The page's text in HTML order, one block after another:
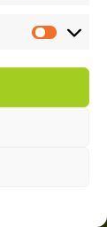
Marketing